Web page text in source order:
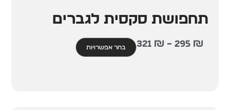
תחפושת סקסית לגברים
295 ₪
–
321 ₪ בחר אפשרויות